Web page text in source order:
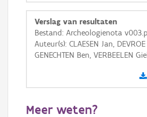
Basis Lagen
OSM-Basiskaart
GRB-Basiskaart
GRB-Basiskaart in
Verslag van resultaten
Bestand: Archeologienota
Auteur(s): CLAESEN Jan,
GENECHTEN Ben, VERBEELEN
Meer weten?